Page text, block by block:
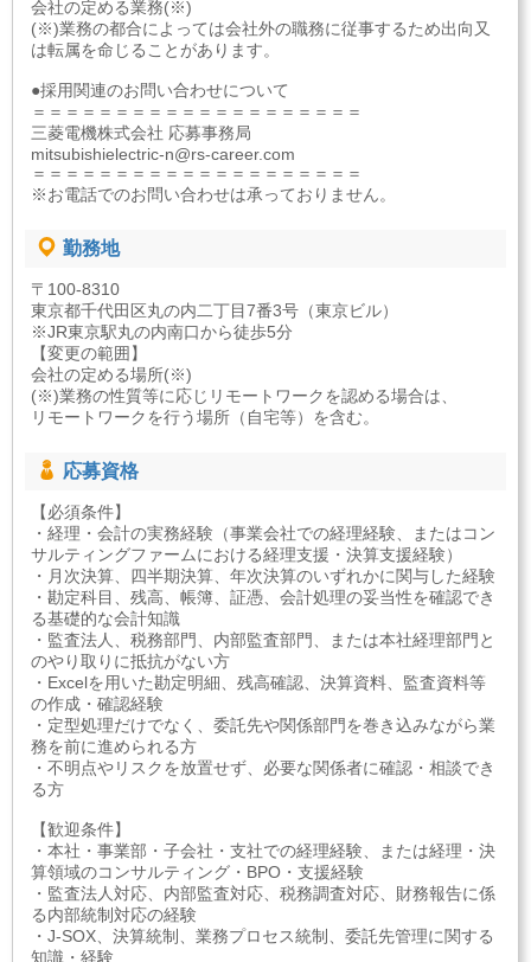
会社の定める業務(※)
(※)業務の都合によっては会社外の職務に従事するため出向又
は転属を命じることがあります。
●採用関連のお問い合わせについて
＝＝＝＝＝＝＝＝＝＝＝＝＝＝＝＝＝＝＝＝
三菱電機株式会社 応募事務局
mitsubishielectric-n@rs-career.com
＝＝＝＝＝＝＝＝＝＝＝＝＝＝＝＝＝＝＝＝
※お電話でのお問い合わせは承っておりません。
勤務地
〒100-8310
東京都千代田区丸の内二丁目7番3号（東京ビル）
※JR東京駅丸の内南口から徒歩5分
【変更の範囲】
会社の定める場所(※)
(※)業務の性質等に応じリモートワークを認める場合は、
リモートワークを行う場所（自宅等）を含む。
応募資格
【必須条件】
・経理・会計の実務経験（事業会社での経理経験、またはコン
サルティングファームにおける経理支援・決算支援経験）
・月次決算、四半期決算、年次決算のいずれかに関与した経験
・勘定科目、残高、帳簿、証憑、会計処理の妥当性を確認でき
る基礎的な会計知識
・監査法人、税務部門、内部監査部門、または本社経理部門と
のやり取りに抵抗がない方
・Excelを用いた勘定明細、残高確認、決算資料、監査資料等
の作成・確認経験
・定型処理だけでなく、委託先や関係部門を巻き込みながら業
務を前に進められる方
・不明点やリスクを放置せず、必要な関係者に確認・相談でき
る方
【歓迎条件】
・本社・事業部・子会社・支社での経理経験、または経理・決
算領域のコンサルティング・BPO・支援経験
・監査法人対応、内部監査対応、税務調査対応、財務報告に係
る内部統制対応の経験
・J-SOX、決算統制、業務プロセス統制、委託先管理に関する
知識・経験